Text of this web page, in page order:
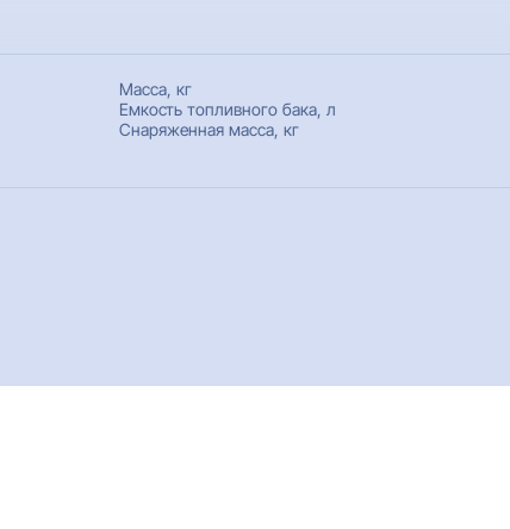
Масса, кг
Емкость топливного бака, л
Снаряженная масса, кг